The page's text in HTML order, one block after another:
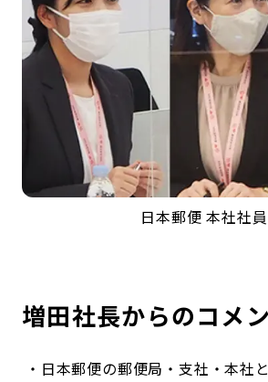
日本郵便 本社社員
増田社長からのコメ
日本郵便の郵便局・支社・本社